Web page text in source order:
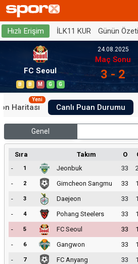
Hızlı Erişim İLK11 KUR Günün Özeti
FC Seoul
B B M G G
24.08.2025
Maç Sonu
3 - 2
Haritası
Yeni
Canlı Puan Durumu
Genel
Sıra Takım O
-
1 Jeonbuk 33
-
2 Gimcheon Sangmu 33
-
3 Daejeon 33
-
4 Pohang Steelers 33
-
5 FC Seoul 33
-
6 Gangwon 33
-
7 FC Anyang 33